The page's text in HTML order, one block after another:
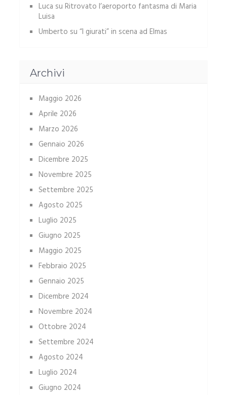
Luca su Ritrovato l’aeroporto fantasma di Maria
Luisa
Umberto su “I giurati” in scena ad Elmas
Archivi
Maggio 2026
Aprile 2026
Marzo 2026
Gennaio 2026
Dicembre 2025
Novembre 2025
Settembre 2025
Agosto 2025
Luglio 2025
Giugno 2025
Maggio 2025
Febbraio 2025
Gennaio 2025
Dicembre 2024
Novembre 2024
Ottobre 2024
Settembre 2024
Agosto 2024
Luglio 2024
Giugno 2024